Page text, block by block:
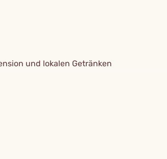
und lokalen Getränken